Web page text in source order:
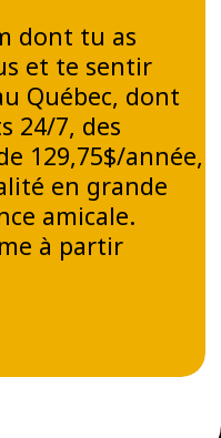
dont tu as
et te sentir
Québec, dont
24/7, des
129,75$/année,
en grande
amicale.
à partir